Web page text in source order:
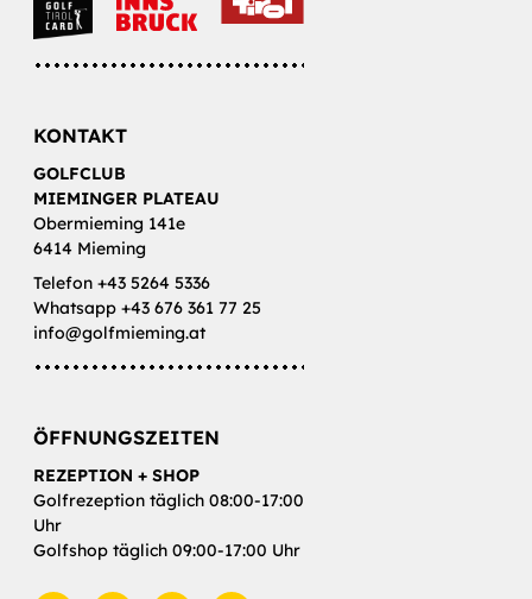
KONTAKT
GOLFCLUB
MIEMINGER PLATEAU
Obermieming 141e
6414 Mieming
Telefon +43 5264 5336
Whatsapp +43 676 361 77 25
info@golfmieming.at
ÖFFNUNGSZEITEN
REZEPTION + SHOP
Golfrezeption täglich 08:00-17:00
Uhr
Golfshop täglich 09:00-17:00 Uhr